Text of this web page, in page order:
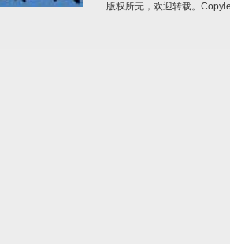
版权所无，欢迎转载。